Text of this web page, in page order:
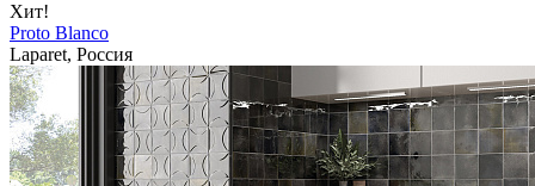
Хит!
Proto Blanco
Laparet, Россия